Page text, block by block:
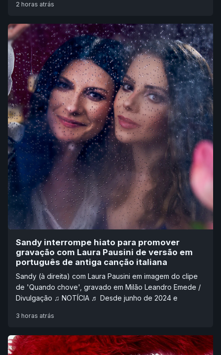
2 horas atrás
Sandy interrompe hiato para promover
gravação com Laura Pausini de versão em
português de antiga canção italiana
Sandy (à direita) com Laura Pausini em imagem do clipe
de 'Quando chove', gravado em Milão Leandro Emede /
Divulgação ♫ NOTÍCIA ♬ Desde junho de 2024 e
3 horas atrás